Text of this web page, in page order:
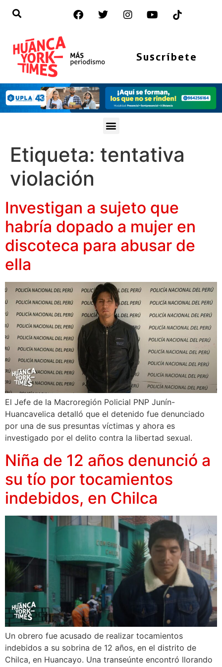
Suscríbete
Etiqueta: tentativa
violación
Investigan a sujeto que
habría dopado a mujer en
discoteca para abusar de
ella
El Jefe de la Macroregión Policial PNP Junín-
Huancavelica detalló que el detenido fue denunciado
por una de sus presuntas víctimas y ahora es
investigado por el delito contra la libertad sexual.
Niña de 12 años denunció a
su tío por tocamientos
indebidos, en Chilca
Un obrero fue acusado de realizar tocamientos
indebidos a su sobrina de 12 años, en el distrito de
Chilca, en Huancayo. Una transeúnte encontró llorando